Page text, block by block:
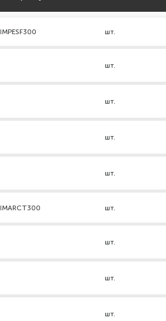
шт.
шт.
шт.
шт.
шт.
шт.
шт.
шт.
шт.